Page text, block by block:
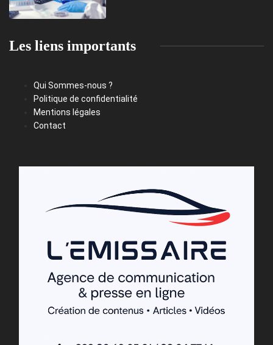
Les liens importants
Qui Sommes-nous ?
Politique de confidentialité
Mentions légales
Contact